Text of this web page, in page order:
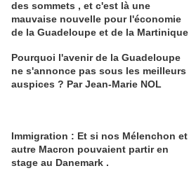
des sommets , et c'est là une
mauvaise nouvelle pour l'économie
de la Guadeloupe et de la Martinique
Pourquoi l'avenir de la Guadeloupe
ne s'annonce pas sous les meilleurs
auspices ? Par Jean-Marie NOL
Immigration : Et si nos Mélenchon et
autre Macron pouvaient partir en
stage au Danemark .